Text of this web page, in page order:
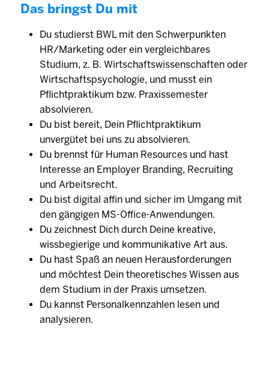
Das bringst Du mit
Du studierst BWL mit den Schwerpunkten
HR/Marketing oder ein vergleichbares
Studium, z. B. Wirtschaftswissenschaften oder
Wirtschaftspsychologie, und musst ein
Pflichtpraktikum bzw. Praxissemester
absolvieren.
Du bist bereit, Dein Pflichtpraktikum
unvergütet bei uns zu absolvieren.
Du brennst für Human Resources und hast
Interesse an Employer Branding, Recruiting
und Arbeitsrecht.
Du bist digital affin und sicher im Umgang mit
den gängigen MS-Office-Anwendungen.
Du zeichnest Dich durch Deine kreative,
wissbegierige und kommunikative Art aus.
Du hast Spaß an neuen Herausforderungen
und möchtest Dein theoretisches Wissen aus
dem Studium in der Praxis umsetzen.
Du kannst Personalkennzahlen lesen und
analysieren.